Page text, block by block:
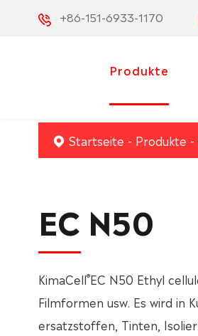
+86-151-6933-1170
Produkte
Startseite Produkte
EC N50
KimaCell®EC N50 Ethyl
Filmformen usw. Es wird in
ersatzstoffen, Tinten,